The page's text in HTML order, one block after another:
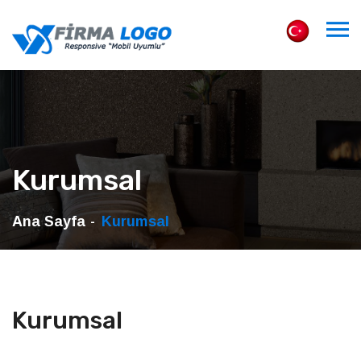
Kurumsal
Ana Sayfa Kurumsal
Kurumsal